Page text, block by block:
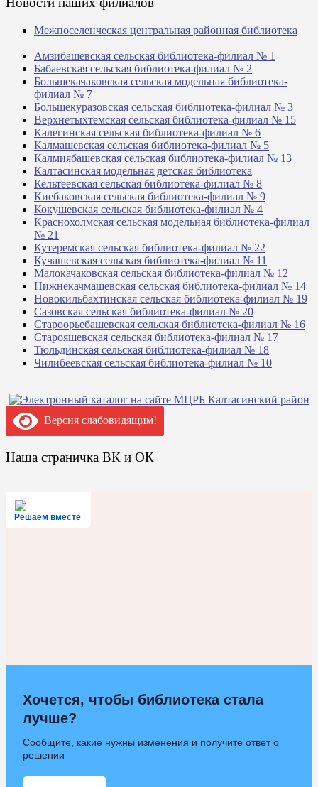
Межпоселенческая центральная районная библиотека
Амзибашевская сельская библиотека-филиал № 1
Бабаевская сельская библиотека-филиал № 2
Большекачаковская сельская модельная библиотека-
филиал № 7
Большекуразовская сельская библиотека-филиал № 3
Верхнетыхтемская сельская библиотека-филиал № 15
Калегинская сельская библиотека-филиал № 6
Калмашевская сельская библиотека-филиал № 5
Калмиябашевская сельская библиотека-филиал № 13
Калтасинская модельная детская библиотека
Кельтеевская сельская библиотека-филиал № 8
Киебаковская сельская библиотека-филиал № 9
Кокушевская сельская библиотека-филиал № 4
Краснохолмская сельская модельная библиотека-филиал
№ 21
Кутеремская сельская библиотека-филиал № 22
Кучашевская сельская библиотека-филиал № 11
Малокачаковская сельская библиотека-филиал № 12
Нижнекачмашевская сельская библиотека-филиал № 14
Новокильбахтинская сельская библиотека-филиал № 19
Сазовская сельская библиотека-филиал № 20
Староорьебашевская сельская библиотека-филиал № 16
Старояшевская сельская библиотека-филиал № 17
Тюльдинская сельская библиотека-филиал № 18
Чилибеевская сельская библиотека-филиал № 10
Версия слабовидящим!
Наша страничка ВК и ОК
Решаем вместе
Хочется, чтобы библиотека стала
лучше?
Сообщите, какие нужны изменения и получите ответ о
решении